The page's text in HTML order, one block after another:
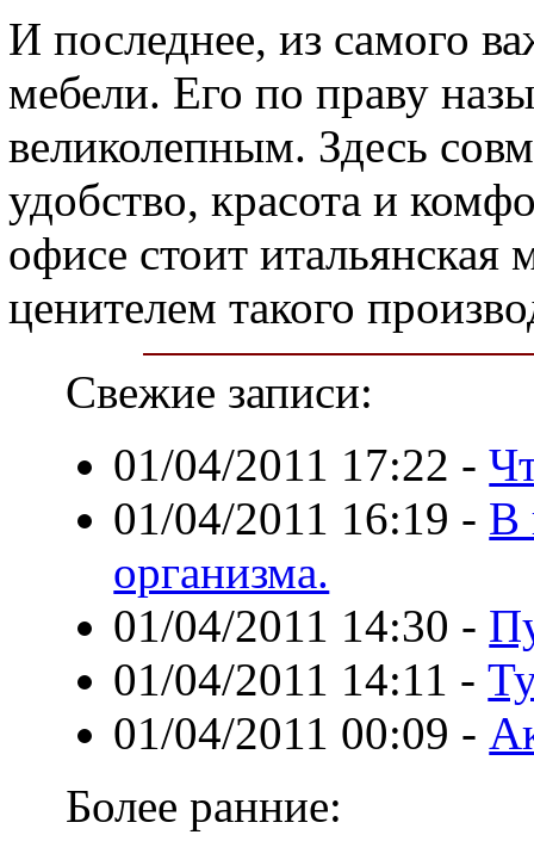
И последнее, из самого
мебели. Его по праву
великолепным. Здесь
удобство, красота и
офисе стоит итальянская
ценителем такого
Свежие записи:
01/04/2011 17:22 -
01/04/2011 16:19 - В
организма.
01/04/2011 14:30 -
01/04/2011 14:11 -
01/04/2011 00:09 -
Более ранние: